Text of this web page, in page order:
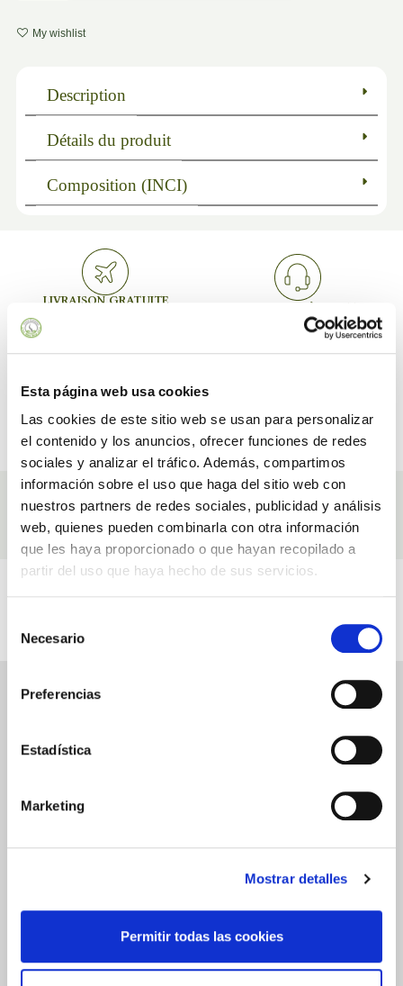
Esta página web usa cookies
Las cookies de este sitio web se usan para personalizar
el contenido y los anuncios, ofrecer funciones de redes
sociales y analizar el tráfico. Además, compartimos
información sobre el uso que haga del sitio web con
nuestros partners de redes sociales, publicidad y análisis
web, quienes pueden combinarla con otra información
que les haya proporcionado o que hayan recopilado a
partir del uso que haya hecho de sus servicios.
Necesario
Preferencias
Estadística
Marketing
Mostrar detalles
Permitir todas las cookies
My wishlist
Description
Détails du produit
Composition (INCI)
LIVRAISON GRATUITE
Pour les commandes supérieures à
SERVICE APRÈS-VENTE
Assistance personnalisée
PAIEMENT SÉCURISÉ
Payez en toute confiance
CHÈQUES-CADEAUX
Et réductions spéciales
Ingrédients
Ingrédients avec lesquels nous élaborons nos produits Crème Pour Le
Visage À L'aloe Vera Régénératrice Intensive
CRÈME POUR LE VISAGE À L'ALOE VERA RÉGÉNÉRATRICE INTENSIVE
Écrire un avis
0.0